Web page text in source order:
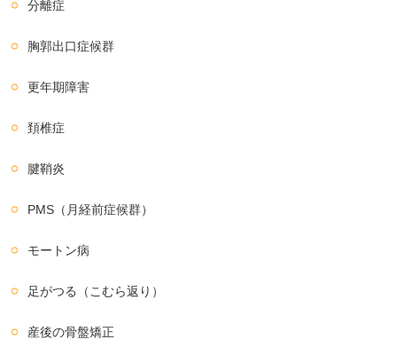
分離症
胸郭出口症候群
更年期障害
頚椎症
腱鞘炎
PMS（月経前症候群）
モートン病
足がつる（こむら返り）
産後の骨盤矯正